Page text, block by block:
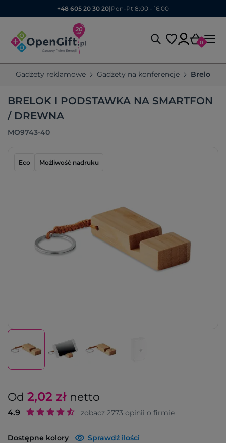
+48 605 20 30 20| Pon-Pt 8:00 - 16:00
0
Gadżety reklamowe Gadżety na konferencje Breloki
BRELOK I PODSTAWKA NA SMARTFON
/ DREWNA
MO9743-40
Eco Możliwość nadruku
Od 2,02 zł netto
4.9 zobacz 2773 opinii o firmie
Dostępne kolory Sprawdź ilości